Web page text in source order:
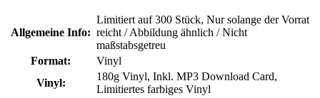
Allgemeine Info:
Limitiert auf 300 Stück, Nur solange der Vorrat
reicht / Abbildung ähnlich / Nicht
maßstabsgetreu
Format:
Vinyl
Vinyl:
180g Vinyl, Inkl. MP3 Download Card,
Limitiertes farbiges Vinyl